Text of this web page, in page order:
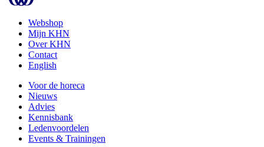
Webshop
Mijn KHN
Over KHN
Contact
English
Voor de horeca
Nieuws
Advies
Kennisbank
Ledenvoordelen
Events & Trainingen